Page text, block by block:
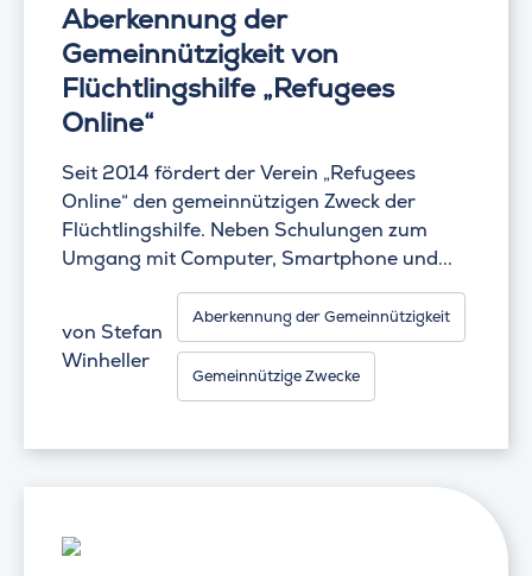
Aberkennung der
Gemeinnützigkeit von
Flüchtlingshilfe „Refugees
Online“
Seit 2014 fördert der Verein „Refugees
Online“ den gemeinnützigen Zweck der
Flüchtlingshilfe. Neben Schulungen zum
Umgang mit Computer, Smartphone und...
von Stefan
Winheller
Aberkennung der Gemeinnützigkeit
Gemeinnützige Zwecke